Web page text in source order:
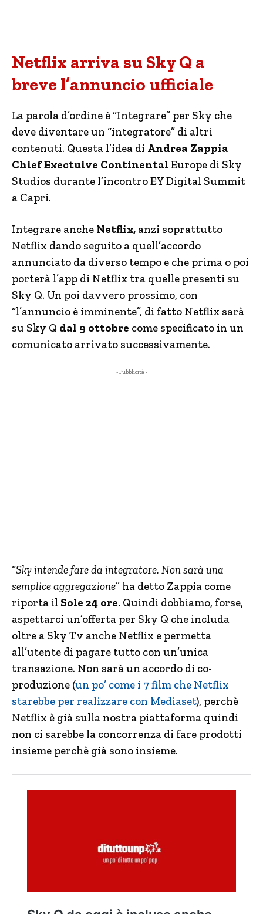
Netflix arriva su Sky Q a
breve l’annuncio ufficiale
La parola d’ordine è “Integrare” per Sky che
deve diventare un “integratore” di altri
contenuti. Questa l’idea di Andrea Zappia
Chief Exectuive Continental Europe di Sky
Studios durante l’incontro EY Digital Summit
a Capri.
Integrare anche Netflix, anzi soprattutto
Netflix dando seguito a quell’accordo
annunciato da diverso tempo e che prima o poi
porterà l’app di Netflix tra quelle presenti su
Sky Q. Un poi davvero prossimo, con
“l’annuncio è imminente”, di fatto Netflix sarà
su Sky Q dal 9 ottobre come specificato in un
comunicato arrivato successivamente.
- Pubblicità -
“Sky intende fare da integratore. Non sarà una
semplice aggregazione” ha detto Zappia come
riporta il Sole 24 ore. Quindi dobbiamo, forse,
aspettarci un’offerta per Sky Q che includa
oltre a Sky Tv anche Netflix e permetta
all’utente di pagare tutto con un’unica
transazione. Non sarà un accordo di co-
produzione (un po’ come i 7 film che Netflix
starebbe per realizzare con Mediaset), perchè
Netflix è già sulla nostra piattaforma quindi
non ci sarebbe la concorrenza di fare prodotti
insieme perchè già sono insieme.